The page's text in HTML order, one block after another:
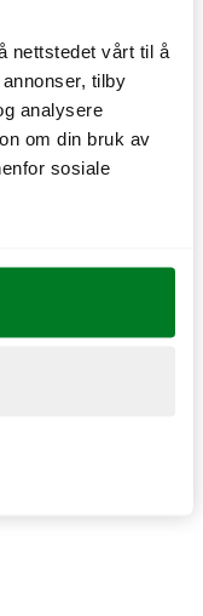
nettstedet vårt til å
tilby
analysere
om din bruk av
sosiale